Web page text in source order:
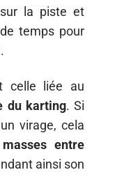
la piste et
temps pour
celle liée au
du karting. Si
virage, cela
entre
ainsi son